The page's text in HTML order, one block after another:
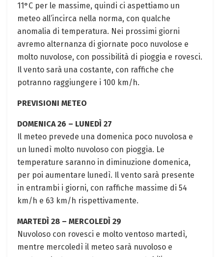
11°C per le massime, quindi ci aspettiamo un
meteo all’incirca nella norma, con qualche
anomalia di temperatura. Nei prossimi giorni
avremo alternanza di giornate poco nuvolose e
molto nuvolose, con possibilità di pioggia e rovesci.
Il vento sarà una costante, con raffiche che
potranno raggiungere i 100 km/h.
PREVISIONI METEO
DOMENICA 26 – LUNEDÌ 27
Il meteo prevede una domenica poco nuvolosa e
un lunedì molto nuvoloso con pioggia. Le
temperature saranno in diminuzione domenica,
per poi aumentare lunedì. Il vento sarà presente
in entrambi i giorni, con raffiche massime di 54
km/h e 63 km/h rispettivamente.
MARTEDÌ 28 – MERCOLEDÌ 29
Nuvoloso con rovesci e molto ventoso martedì,
mentre mercoledì il meteo sarà nuvoloso e